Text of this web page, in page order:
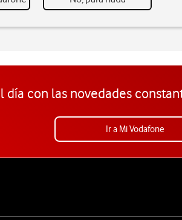
día con las novedades
Ir a Mi Vodafone